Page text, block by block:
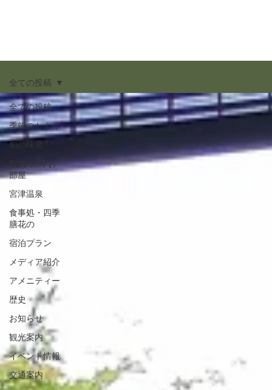
全ての投稿
季節のたより
旬の味覚
館内 玄関 お
部屋
宮津温泉
食事処・四季
膳花の
宿泊プラン
メディア紹介
アメニティー
歴史
お知らせ
観光案内
イベント情報
交通案内
全ての投稿